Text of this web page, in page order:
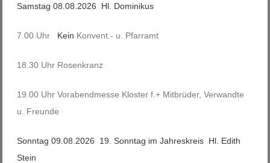
Samstag 08.08.2026 Hl. Dominikus
7.00 Uhr Kein Konvent.- u. Pfarramt
18.30 Uhr Rosenkranz
19.00 Uhr Vorabendmesse Kloster f.+ Mitbrüder, Verwandte
u. Freunde
Sonntag 09.08.2026 19. Sonntag im Jahreskreis Hl. Edith
Stein